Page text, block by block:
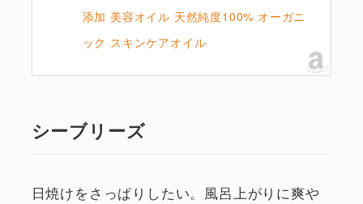
添加 美容オイル 天然純度100% オーガニ
ック スキンケアオイル
シーブリーズ
日焼けをさっぱりしたい。風呂上がりに爽や